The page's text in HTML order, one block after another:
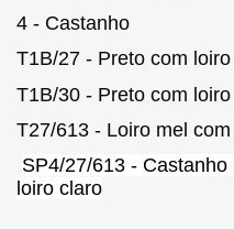
4 - Castanho
T1B/27 - Preto com loiro
T1B/30 - Preto com
T27/613 - Loiro mel
SP4/27/613 -
loiro claro